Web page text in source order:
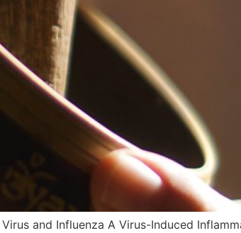
and Influenza A Virus-Induced